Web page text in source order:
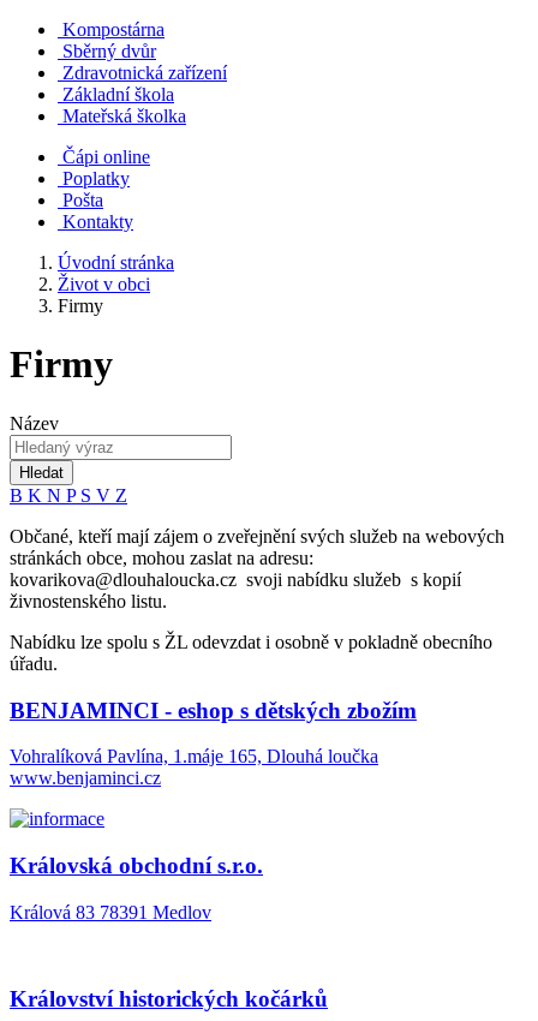
Kompostárna
Sběrný dvůr
Zdravotnická zařízení
Základní škola
Mateřská školka
Čápi online
Poplatky
Pošta
Kontakty
Úvodní stránka
Život v obci
Firmy
Firmy
Název
Hledat
B K N P S V Z
Občané, kteří mají zájem o zveřejnění svých služeb na webových
stránkách obce, mohou zaslat na adresu:
kovarikova@dlouhaloucka.cz svoji nabídku služeb s kopií
živnostenského listu.
Nabídku lze spolu s ŽL odevzdat i osobně v pokladně obecního
úřadu.
BENJAMINCI - eshop s dětských zbožím
Vohralíková Pavlína, 1.máje 165, Dlouhá loučka
www.benjaminci.cz
Královská obchodní s.r.o.
Králová 83 78391 Medlov
Království historických kočárků